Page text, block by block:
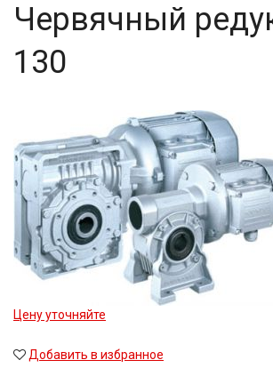
Червячный
130
Цену уточняйте
Добавить в избранное